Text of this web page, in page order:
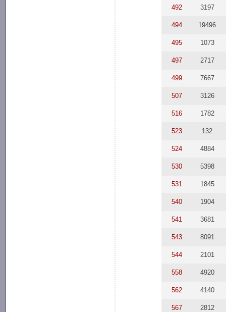
492 3197
494 19496
495 1073
497 2717
499 7667
507 3126
516 1782
523 132
524 4884
530 5398
531 1845
540 1904
541 3681
543 8091
544 2101
558 4920
562 4140
567 2812